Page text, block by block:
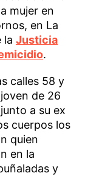
mujer en
en La
la Justicia
.
calles 58 y
de 26
a su ex
cuerpos los
quien
en la
y